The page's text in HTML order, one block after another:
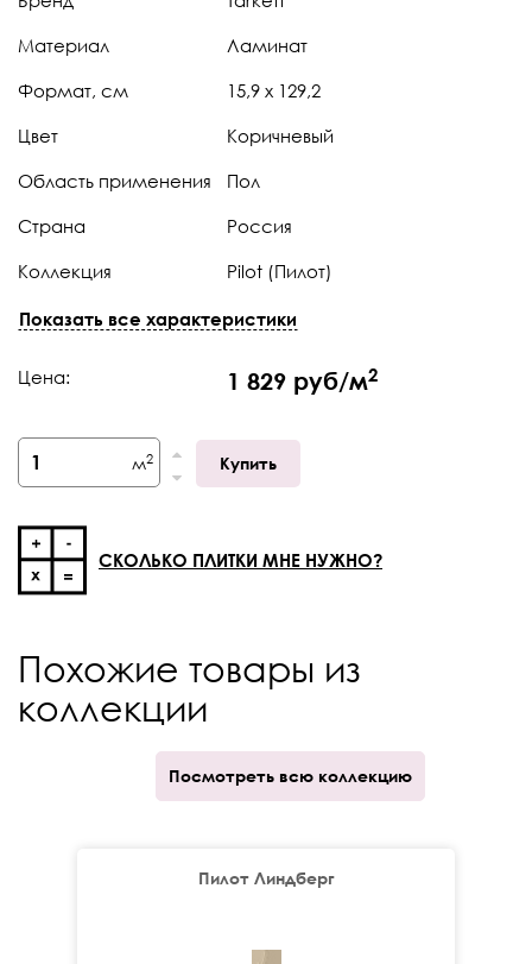
Материал Ламинат
Формат, см 15,9 x 129,2
Цвет Коричневый
Область применения Пол
Страна Россия
Коллекция Pilot (Пилот)
Штук в коробке 6
Класс
Кратность отпуска
Показать все характеристики
Цена: 1 829 руб/м2
м2 Купить
СКОЛЬКО ПЛИТКИ МНЕ НУЖНО?
Похожие товары из
коллекции
Посмотреть всю коллекцию
Пилот Линдберг